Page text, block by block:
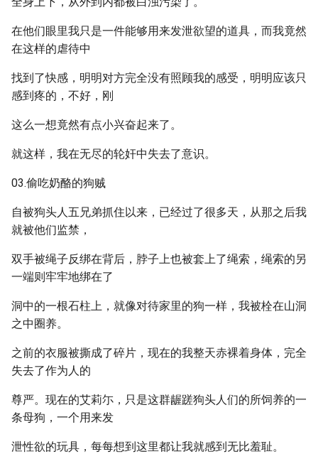
在他们眼里我只是一件能够用来发泄欲望的道具，而我竟然
在这样的虐待中
找到了快感，明明对方完全没有照顾我的感受，明明应该只
感到疼的，不好，刚
这么一想竟然有点小兴奋起来了。
就这样，我在无尽的轮奸中失去了意识。
03.偷吃奶酪的狗贼
自被狗头人五兄弟抓住以来，已经过了很多天，从那之后我
就被他们监禁，
双手被绳子反绑在背后，脖子上也被套上了绳索，绳索的另
一端则牢牢地绑在了
洞中的一根石柱上，就像对待家里的狗一样，我被栓在山洞
之中圈养。
之前的衣服被撕成了碎片，现在的我整天赤裸着身体，完全
失去了作为人的
尊严。现在的艾莉尓，只是这群龌蹉狗头人们的所饲养的一
条母狗，一个用来发
泄性欲的玩具，每每想到这里都让我就感到无比羞耻。